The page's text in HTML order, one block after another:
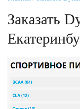
Заказать